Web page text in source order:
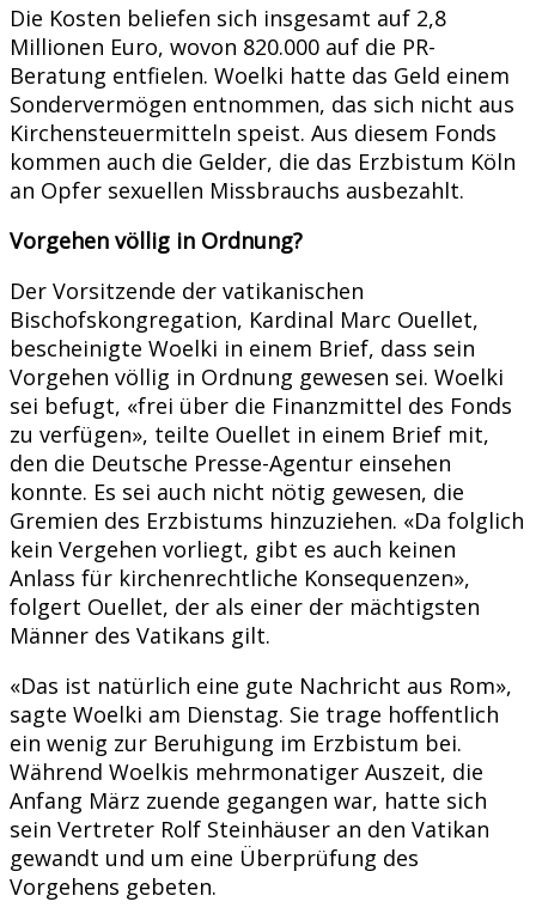
Die Kosten beliefen sich insgesamt auf 2,8
Millionen Euro, wovon 820.000 auf die PR-
Beratung entfielen. Woelki hatte das Geld einem
Sondervermögen entnommen, das sich nicht aus
Kirchensteuermitteln speist. Aus diesem Fonds
kommen auch die Gelder, die das Erzbistum Köln
an Opfer sexuellen Missbrauchs ausbezahlt.
Vorgehen völlig in Ordnung?
Der Vorsitzende der vatikanischen
Bischofskongregation, Kardinal Marc Ouellet,
bescheinigte Woelki in einem Brief, dass sein
Vorgehen völlig in Ordnung gewesen sei. Woelki
sei befugt, «frei über die Finanzmittel des Fonds
zu verfügen», teilte Ouellet in einem Brief mit,
den die Deutsche Presse-Agentur einsehen
konnte. Es sei auch nicht nötig gewesen, die
Gremien des Erzbistums hinzuziehen. «Da folglich
kein Vergehen vorliegt, gibt es auch keinen
Anlass für kirchenrechtliche Konsequenzen»,
folgert Ouellet, der als einer der mächtigsten
Männer des Vatikans gilt.
«Das ist natürlich eine gute Nachricht aus Rom»,
sagte Woelki am Dienstag. Sie trage hoffentlich
ein wenig zur Beruhigung im Erzbistum bei.
Während Woelkis mehrmonatiger Auszeit, die
Anfang März zuende gegangen war, hatte sich
sein Vertreter Rolf Steinhäuser an den Vatikan
gewandt und um eine Überprüfung des
Vorgehens gebeten.